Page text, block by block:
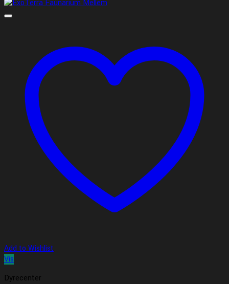
Add to Wishlist
Vis
Dyrecenter